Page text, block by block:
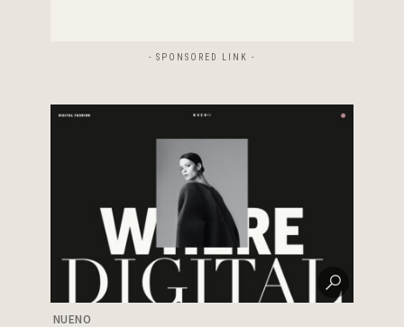
- SPONSORED LINK -
NUENO